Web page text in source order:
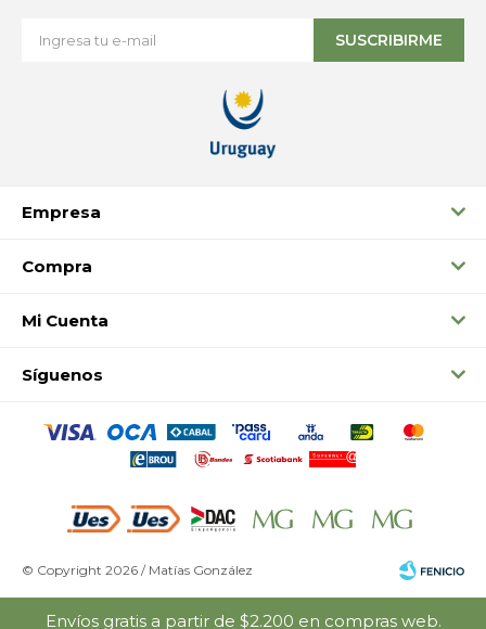
Empresa
Compra
Mi Cuenta
Síguenos
SUSCRIBIRME
© Copyright 2026 / Matías González
Envíos gratis a partir de $2.200 en compras web.